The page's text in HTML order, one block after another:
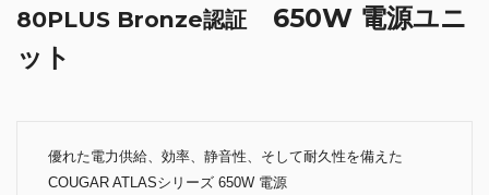
80PLUS Bronze認証 650W 電源ユニ
ット
優れた電力供給、効率、静音性、そして耐久性を備えた
COUGAR ATLASシリーズ 650W 電源